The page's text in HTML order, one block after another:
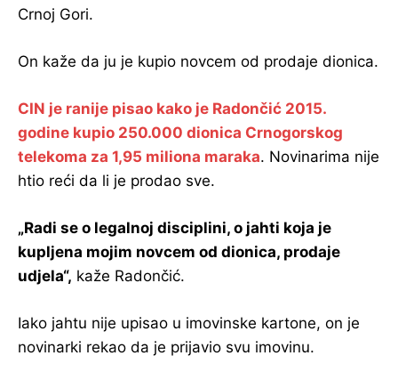
Crnoj Gori.
On kaže da ju je kupio novcem od prodaje dionica.
CIN je ranije pisao kako je Radončić 2015.
godine kupio 250.000 dionica Crnogorskog
telekoma za 1,95 miliona maraka. Novinarima nije
htio reći da li je prodao sve.
„Radi se o legalnoj disciplini, o jahti koja je
kupljena mojim novcem od dionica, prodaje
udjela“, kaže Radončić.
Iako jahtu nije upisao u imovinske kartone, on je
novinarki rekao da je prijavio svu imovinu.